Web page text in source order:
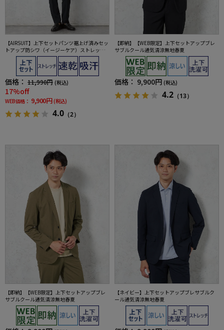
【AIRSUIT】上下セットパンツ裾上げ済みセッ
トアップ防シワ（イージーケア）ストレッチ
通年吸汗速乾UVカット2つボタンジャケットノ
ータックスラックス春夏
価格： 11,990円 (税込)
17%off
WEB価格： 9,900円 (税込)
4.0 （2）
【即納】【WEB限定】上下セットアップブレ
サブルクール通気清涼無地春夏
価格： 9,900円 (税込)
4.2 （13）
【即納】【WEB限定】上下セットアップブレ
サブルクール通気清涼無地春夏
【ネイビー】上下セットアップブレサブルク
ール通気清涼無地春夏